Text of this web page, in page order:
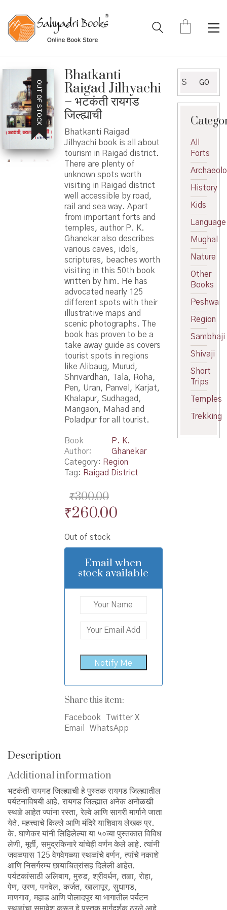
OUT OF STOCK
Bhatkanti
Raigad Jilhyachi
– भटकंती रायगड
जिल्ह्याची
Bhatkanti Raigad
Jilhyachi book is all about
tourism in Raigad district.
There are plenty of
unknown spots worth
visiting in Raigad district
well accessible by road,
rail and sea way. Apart
from important forts and
temples, author P. K.
Ghanekar also describes
various caves, idols,
scriptures, beaches worth
visiting in this 50th book
written by him. He has
advocated nearly 125
different spots with their
illustrative maps and
scenic photographs. The
book has proven to be a
take away guide as covers
tourist spots in regions
like Alibaug, Murud,
Shrivardhan, Tala, Roha,
Pen, Uran, Panvel, Karjat,
Khalapur, Sudhagad,
Mangaon, Mahad and
Poladpur for all tourist.
Book
Author
P. K.
Ghanekar
Category: Region
Tag: Raigad District
₹300.00
Original
was:
₹300.00.
₹260.00Current
is:
₹260.00.
Out of stock
Email when
stock available
Share this item:
Facebook
Twitter X
Email
WhatsApp
Description
Additional information
भटकंती रायगड जिल्ह्याची हे पुस्तक रायगड जिल्ह्यातील
पर्यटनाविषयी आहे. रायगड जिल्ह्यात अनेक अनोळखी
स्थळे आहेत ज्यांना रस्ता, रेल्वे आणि सागरी मार्गाने जाता
येते. महत्त्वाचे किल्ले आणि मंदिरे याशिवाय लेखक प्र.
के. घाणेकर यांनी लिहिलेल्या या ५०व्या पुस्तकात विविध
लेणी, मूर्ती, समुद्रकिनारे यांचेही वर्णन केले आहे. त्यांनी
जवळपास 125 वेगवेगळ्या स्थळांचे वर्णन, त्यांचे नकाशे
आणि निसर्गरम्य छायाचित्रांसह दिलेली आहेत.
पर्यटकांसाठी अलिबाग, मुरुड, श्रीवर्धन, तळा, रोहा,
पेण, उरण, पनवेल, कर्जत, खालापूर, सुधागड,
माणगाव, महाड आणि पोलादपूर या भागातील पर्यटन
for:
GO
All
Forts
History
Kids
Language
Mughal
Nature
Other
Books
Peshwa
Region
Sambhaji
Shivaji
Short
Trips
Temples
Trekking